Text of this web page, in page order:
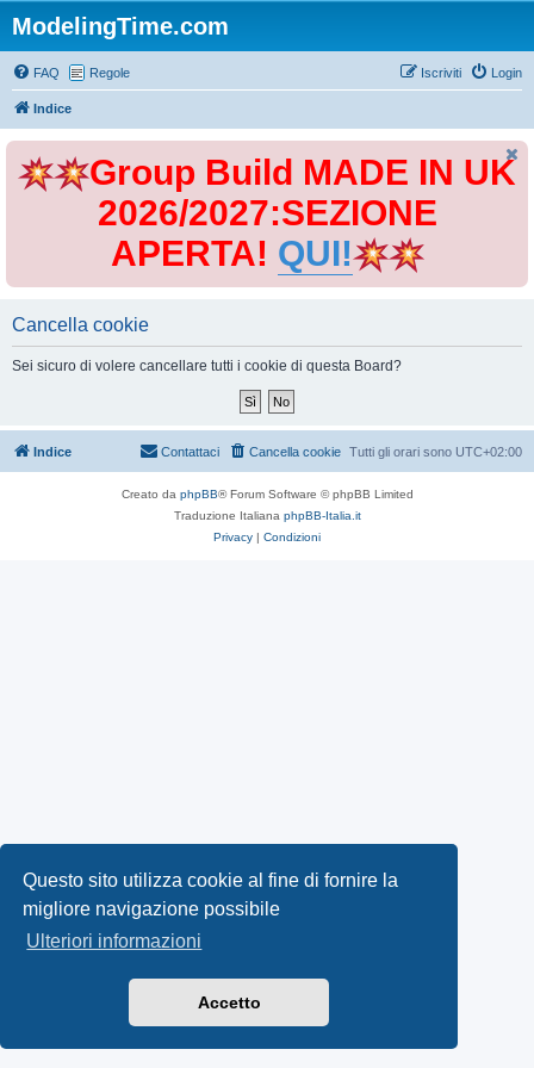
Questo sito utilizza cookie al fine di fornire la
migliore navigazione possibile
Ulteriori informazioni
Accetto
ModelingTime.com
FAQ Regole Login
Iscriviti
Indice
Group Build MADE IN UK
2026/2027:SEZIONE
APERTA! QUI!
Cancella cookie
Sei sicuro di volere cancellare tutti i cookie di questa Board?
Indice Tutti gli orari sono UTC+02:00
Cancella cookie
Contattaci
Creato da phpBB® Forum Software © phpBB Limited
Traduzione Italiana phpBB-Italia.it
Privacy | Condizioni